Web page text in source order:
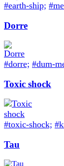
#earth-ship;
Dorre
#dorre; #dum-
Toxic shock
#toxic-shock;
Tau